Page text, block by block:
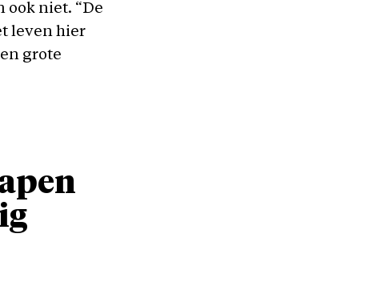
ook niet. “De
leven hier
grote